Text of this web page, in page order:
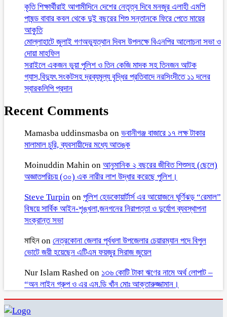
কৃতি শিক্ষার্থীরাই আগামীদিনে দেশের নেতৃত্ব দিবে মনজুর এলাহী এমপি
পাষন্ড বাবার কবল থেকে দুই বছরের শিশু সন্তানকে ফিরে পেতে মায়ের
আকুতি
মোল্লাহাটে জুলাই গণঅভ্যুত্থান দিবস উপলক্ষে বিএনপির আলোচনা সভা ও
দোয়া মাহফিল
সরাইলে একজন ভুয়া পুলিশ ও তিন কেজি মাদক সহ তিনজন আটক
গ্যাস,বিদ্যুৎ সংকটসহ দ্রব্যমূল্য বৃদ্ধির প্রতিবাদে নরসিংদীতে ১১ দলের
স্বারকলিপি প্রদান
Recent Comments
Mamasba uddinsmasba on ভবানীগঞ্জ বাজারে ১৭ লক্ষ টাকার
মালামাল চুরি, ব্যবসায়ীদের মধ্যে আতঙ্ক
Moinuddin Mahin on আনুমানিক ২ বছরের জীবিত শিশুসহ (ছেলে)
অজ্ঞাতপরিচয় (৩০) এক নারীর লাশ উদ্ধার করেছে পুলিশ।
Steve Turpin on পুলিশ হেডকোয়ার্টার্স এর আয়োজনে ঘূর্ণিঝড় “রেমাল”
বিষয়ে সার্বিক আইন-শৃঙ্খলা,জনগনের নিরাপত্তা ও দুর্যোগ ব্যবস্থাপনা
সংক্রান্ত সভা
মাহিন on নেত্রকোনা জেলার পূর্বধলা উপজেলার চেয়ারম্যান পদে বিপুল
ভোটে জয়ী হয়েছেন এটিএম ফয়জুর সিরাজ জুয়েল
Nur Islam Rashed on ১৩৬ কোটি টাকা ঋণের নামে অর্থ লোপাট –
“অন লাইন গ্রুপ ও এর এম.ডি খাঁন মোঃ আক্তারুজ্জামান।